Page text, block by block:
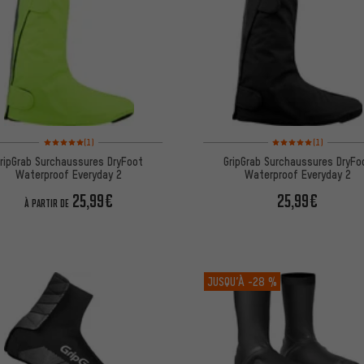
Note moyenne : 5 sur 5 d'après 1 avis
(1)
Surchaussures DryFoot
Waterproof Everyday 2
À PARTIR DE 25,99€
Note moyenne : 5 sur 5
(1)
GripGrab Surchaussures
Waterproof Everyday 2
25,99€
JUSQU’À -28 %